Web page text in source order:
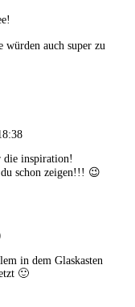
würden auch super zu
die inspiration!
schon zeigen!!! 😉
in dem Glaskasten
🙂